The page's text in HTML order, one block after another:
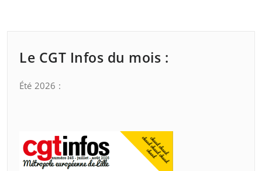
Le CGT Infos du mois :
Été 2026 :